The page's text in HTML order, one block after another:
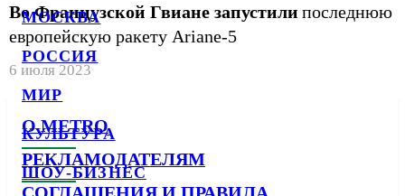
МОСКВА
РОССИЯ
МИР
КУЛЬТУРА
ШОУ-БИЗНЕС
Во Французской Гвиане запустили последнюю
европейскую ракету Ariane-5
6 июля 2023
О METRO
РЕКЛАМОДАТЕЛЯМ